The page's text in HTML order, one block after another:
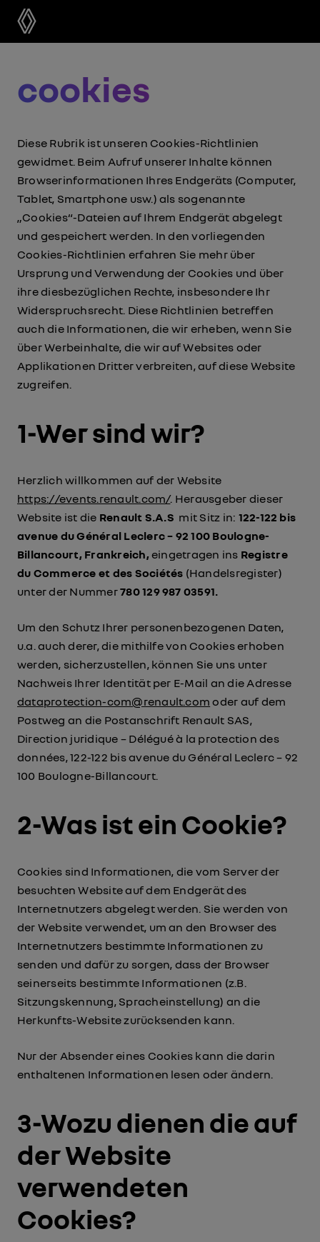
cookies
Diese Rubrik ist unseren Cookies-Richtlinien
gewidmet. Beim Aufruf unserer Inhalte können
Browserinformationen Ihres Endgeräts (Computer,
Tablet, Smartphone usw.) als sogenannte
„Cookies“-Dateien auf Ihrem Endgerät abgelegt
und gespeichert werden. In den vorliegenden
Cookies-Richtlinien erfahren Sie mehr über
Ursprung und Verwendung der Cookies und über
ihre diesbezüglichen Rechte, insbesondere Ihr
Widerspruchsrecht. Diese Richtlinien betreffen
auch die Informationen, die wir erheben, wenn Sie
über Werbeinhalte, die wir auf Websites oder
Applikationen Dritter verbreiten, auf diese Website
zugreifen.
1-Wer sind wir?
Herzlich willkommen auf der Website
https://events.renault.com/. Herausgeber dieser
Website ist die Renault S.A.S mit Sitz in: 122-122 bis
avenue du Général Leclerc – 92 100 Boulogne-
Billancourt, Frankreich,eingetragen ins Registre
du Commerce et des Sociétés (Handelsregister)
unter der Nummer780 129 987 03591.
Um den Schutz Ihrer personenbezogenen Daten,
u.a. auch derer, die mithilfe von Cookies erhoben
werden, sicherzustellen, können Sie uns unter
Nachweis Ihrer Identität per E-Mail an die Adresse
dataprotection-com@renault.com oder auf dem
Postweg an die Postanschrift Renault SAS,
Direction juridique – Délégué à la protection des
données, 122-122 bis avenue du Général Leclerc – 92
100 Boulogne-Billancourt.
2-Was ist ein Cookie?
Cookies sind Informationen, die vom Server der
besuchten Website auf dem Endgerät des
Internetnutzers abgelegt werden. Sie werden von
der Website verwendet, um an den Browser des
Internetnutzers bestimmte Informationen zu
senden und dafür zu sorgen, dass der Browser
seinerseits bestimmte Informationen (z.B.
Sitzungskennung, Spracheinstellung) an die
Herkunfts-Website zurücksenden kann.
Nur der Absender eines Cookies kann die darin
enthaltenen Informationen lesen oder ändern.
3-Wozu dienen die auf
der Website
verwendeten
Cookies?